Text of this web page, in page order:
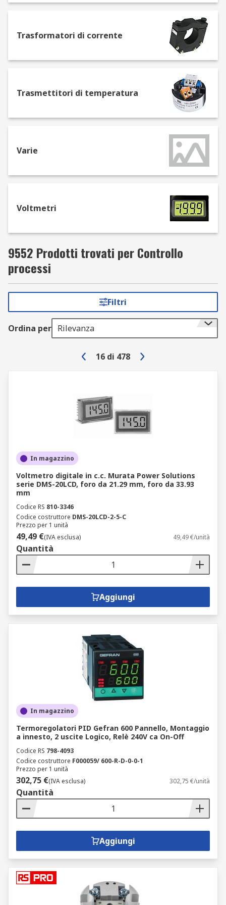
Stampanti da pannello
Temporizzatori
Trasformatori di corrente
Trasformatori di corrente
Trasmettitori di temperatura
Varie
Voltmetri
9552 Prodotti trovati per Controllo
processi
Filtri
Ordina per Rilevanza
16 di 478
In magazzino
Voltmetro digitale in c.c. Murata Power Solutions
serie DMS-20LCD, foro da 21.29 mm, foro da 33.93
mm
Codice RS 810-3346
Codice costruttore DMS-20LCD-2-5-C
Prezzo per 1 unità
49,49 €(IVA esclusa) 49,49 €/unità
Quantità
Aggiungi
In magazzino
Termoregolatori PID Gefran 600 Pannello, Montaggio
a innesto, 2 uscite Logico, Relè 240V ca On-Off
Codice RS 798-4093
Codice costruttore F000059/ 600-R-D-0-0-1
Prezzo per 1 unità
302,75 €(IVA esclusa) 302,75 €/unità
Quantità
Aggiungi